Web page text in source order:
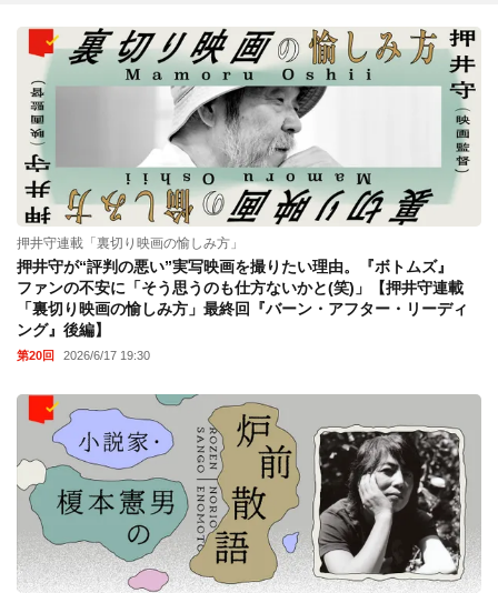
押井守連載「裏切り映画の愉しみ方」
押井守が“評判の悪い”実写映画を撮りたい理由。『ボトムズ』
ファンの不安に「そう思うのも仕方ないかと(笑)」【押井守連載
「裏切り映画の愉しみ方」最終回『バーン・アフター・リーディ
ング』後編】
第20回 2026/6/17 19:30